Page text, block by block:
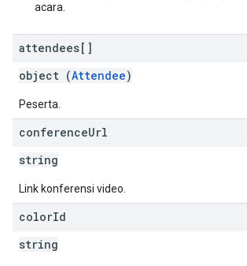
acara.
attendees[]
object (Attendee)
Peserta.
conferenceUrl
string
Link konferensi video.
colorId
string